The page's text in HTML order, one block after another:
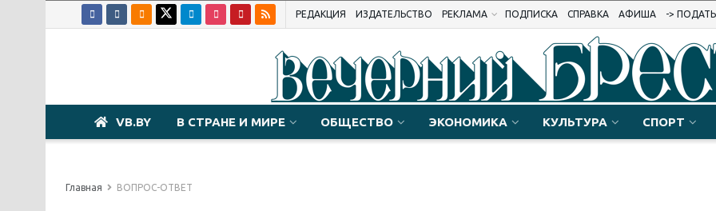
РЕДАКЦИЯ ИЗДАТЕЛЬСТВО РЕКЛАМА ПОДПИСКА СПРАВКА АФИША ->
VB.BY В СТРАНЕ И МИРЕ ОБЩЕСТВО ЭКОНОМИКА КУЛЬТУРА СПОРТ
Главная ВОПРОС-ОТВЕТ